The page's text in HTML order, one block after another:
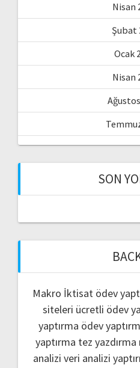
Nisan
Şubat
Ocak
Nisan
SON
Makro İktisat ödev
siteleri ücretli ödev
yaptırma ödev
yaptırma tez yazdırma
analizi veri analizi